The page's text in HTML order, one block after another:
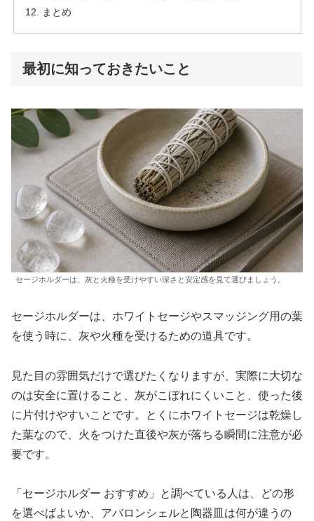
まとめ
最初に知っておきたいこと
セージホルダーは、灰と火種を受けやすい深さと安定感を見て選びましょう。
セージホルダーは、ホワイトセージやスマッジング用の葉
を使う時に、灰や火種を受けるための道具です。
見た目の雰囲気だけで選びたくなりますが、実際に大切な
のは安全に置けること、灰がこぼれにくいこと、使った後
に片付けやすいことです。とくにホワイトセージは乾燥し
た葉なので、火をつけた直後や灰が落ちる瞬間に注意が必
要です。
「セージホルダー おすすめ」と調べている人は、どの形
を選べばよいか、アバロンシェルと陶器皿は何が違うの